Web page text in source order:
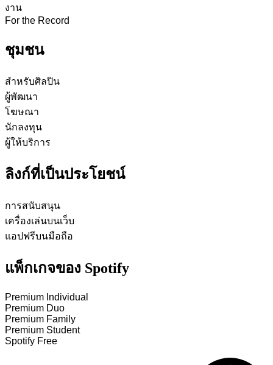
งาน
For the Record
ชุมชน
สำหรับศิลปิน
ผู้พัฒนา
โฆษณา
นักลงทุน
ผู้ให้บริการ
ลิงก์ที่เป็นประโยชน์
การสนับสนุน
เครื่องเล่นบนเว็บ
แอปฟรีบนมือถือ
แพ็กเกจของ Spotify
Premium Individual
Premium Duo
Premium Family
Premium Student
Spotify Free